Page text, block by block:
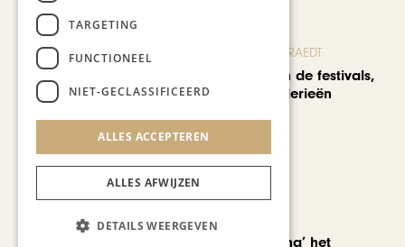
BLOG JO CORTENRAEDT
We verzuipen in de festivals,
feesten en braderieën
AUTOMOTIVE
Is ‘Made in China’ het
TARGETING
FUNCTIONEEL
NIET-GECLASSIFICEERD
ALLES ACCEPTEREN
ALLES AFWIJZEN
DETAILS WEERGEVEN